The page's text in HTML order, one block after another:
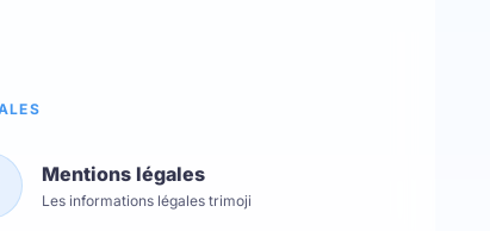
Mentions légales
Les informations légales trimoji